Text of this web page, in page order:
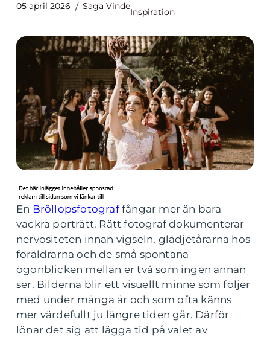
05 april 2026 Saga Vinde
Inspiration
En Bröllopsfotograffångar mer än bara
vackra porträtt. Rätt fotograf dokumenterar
nervositeten innan vigseln, glädjetårarna hos
föräldrarna och de små spontana
ögonblicken mellan er två som ingen annan
ser. Bilderna blir ett visuellt minne som följer
med under många år och som ofta känns
mer värdefullt ju längre tiden går. Därför
lönar det sig att lägga tid på valet av